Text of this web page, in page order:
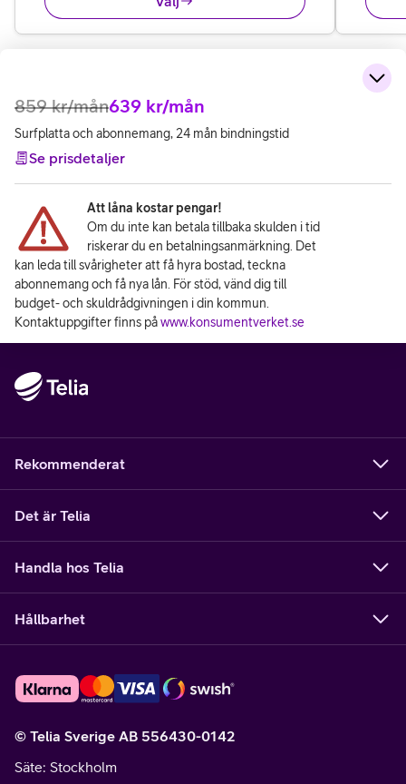
859 kr/mån639 kr/mån
Surfplatta och abonnemang, 24 mån bindningstid
Se prisdetaljer
Att låna kostar pengar!
Om du inte kan betala tillbaka skulden i tid
riskerar du en betalningsanmärkning. Det
kan leda till svårigheter att få hyra bostad, teckna
abonnemang och få nya lån. För stöd, vänd dig till
budget- och skuldrådgivningen i din kommun.
Kontaktuppgifter finns påwww.konsumentverket.se
Rekommenderat
Det är Telia
Handla hos Telia
Hållbarhet
© Telia Sverige AB 556430-0142
Säte: Stockholm